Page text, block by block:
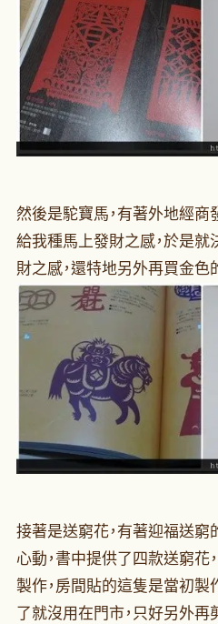
然後是駝寶馬，有著外地經商
給我種馬上發財之感，於是就
財之感，還特地另外再買金色
接著是送窮花，有著迎福送窮
心動，書中提供了四款送窮花
製作，房間貼的這隻是當初製
了就沒用在門市，只好另外